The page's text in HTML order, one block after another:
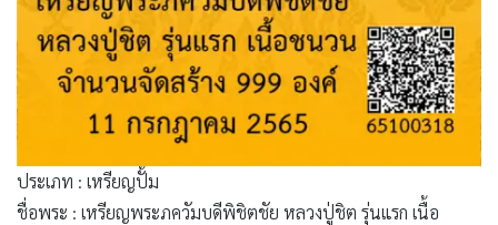
ประเภท : เหรียญปั้ม
ชื่อพระ : เหรียญพระภควัมบดีพิชิตชัย หลวงปู่ชิต รุ่นแรก เนื้อ